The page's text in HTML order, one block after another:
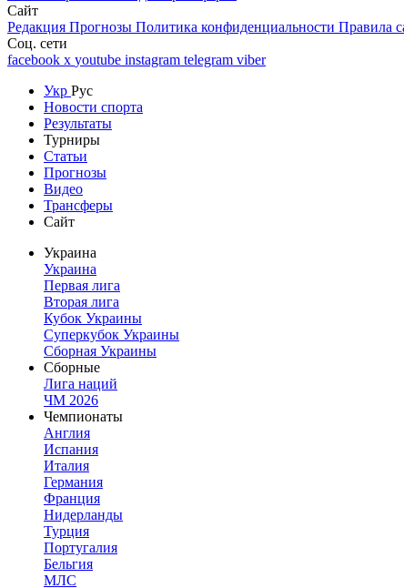
Сайт
Редакция Прогнозы Политика конфиденциальности Правила
Соц. сети
facebook x youtube instagram telegram viber
Укр Рус
Новости спорта
Результаты
Турниры
Статьи
Прогнозы
Видео
Трансферы
Сайт
Украина
Украина
Первая лига
Вторая лига
Кубок Украины
Суперкубок Украины
Сборная Украины
Сборные
Лига наций
ЧМ 2026
Чемпионаты
Англия
Испания
Италия
Германия
Франция
Нидерланды
Турция
Португалия
Бельгия
МЛС